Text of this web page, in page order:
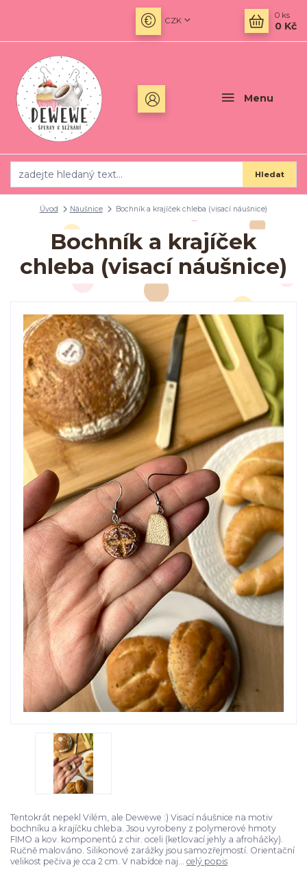
Menu
CZK
Hledat
0 ks
0 Kč
Úvod Náušnice Bochník a krajíček chleba (visací náušnice)
Bochník a krajíček
chleba (visací náušnice)
Tentokrát nepekl Vilém, ale Dewewe :) Visací náušnice na motiv
bochníku a krajíčku chleba. Jsou vyrobeny z polymerové hmoty
FIMO a kov. komponentů z chir. oceli (ketlovací jehly a afroháčky).
Ručně malováno. Silikonové zarážky jsou samozřejmostí. Orientační
velikost pečiva je cca 2 cm. V nabídce naj... celý popis